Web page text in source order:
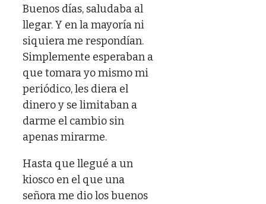
Buenos días, saludaba al
llegar. Y en la mayoría ni
siquiera me respondían.
Simplemente esperaban a
que tomara yo mismo mi
periódico, les diera el
dinero y se limitaban a
darme el cambio sin
apenas mirarme.
Hasta que llegué a un
kiosco en el que una
señora me dio los buenos